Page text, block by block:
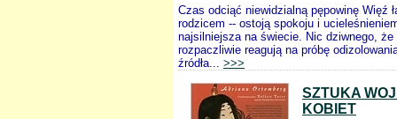
Czas odciąć niewidzialną pępowinę Więź
rodzicem -- ostoją spokoju i
najsilniejsza na świecie. Nic dziwnego,
rozpaczliwie reagują na próbę
źródła... >>>
SZTUKA
KOBIET